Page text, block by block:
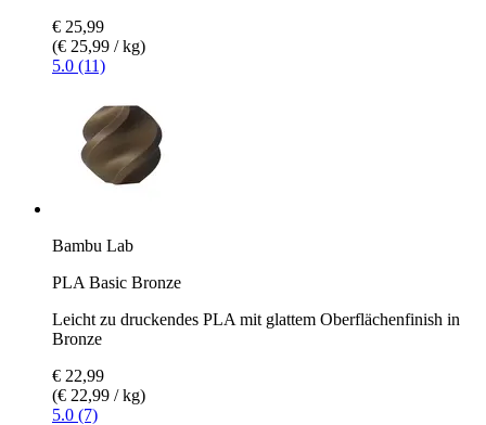
€ 25,99
(€ 25,99 / kg)
5.0 (11)
Bambu Lab
PLA Basic Bronze
Leicht zu druckendes PLA mit glattem Oberflächenfinish in
Bronze
€ 22,99
(€ 22,99 / kg)
5.0 (7)